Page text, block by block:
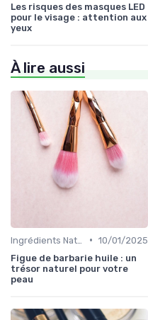
Les risques des masques LED
pour le visage : attention aux
yeux
À lire aussi
• 10/01/2025
Figue de barbarie huile : un
trésor naturel pour votre
peau